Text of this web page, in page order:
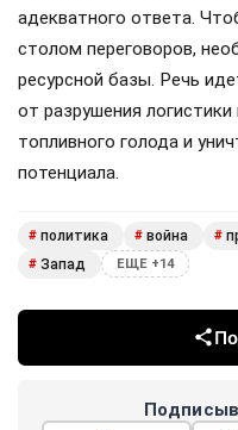
адекватного ответа.
столом переговоров,
ресурсной базы. Речь
от разрушения
топливного голода и
потенциала.
# политика # война #
# Запад ЕЩЕ +14